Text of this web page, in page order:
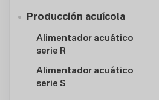
Producción acuícola
Alimentador acuático
serie R
Alimentador acuático
serie S